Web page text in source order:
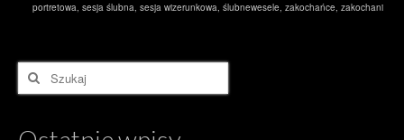
portretowa, sesja ślubna, sesja wizerunkowa, ślubnewesele, zakochańce, zakochani
Szuklaj
w: